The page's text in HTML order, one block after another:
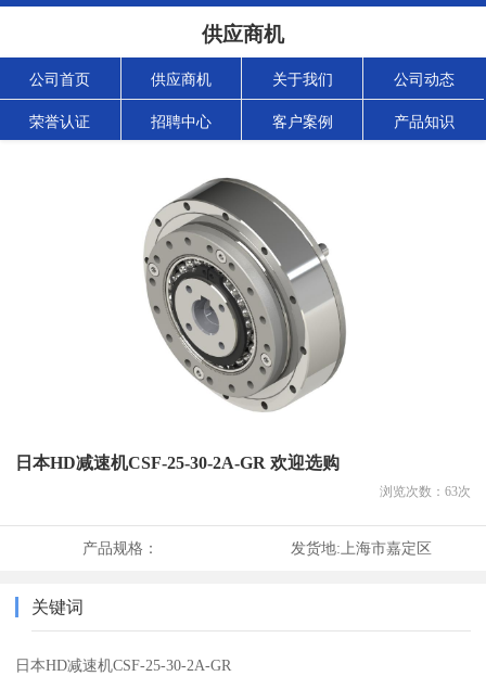
供应商机
公司首页 供应商机 关于我们 公司动态
荣誉认证 招聘中心 客户案例 产品知识
日本HD减速机CSF-25-30-2A-GR 欢迎选购
浏览次数： 63次
产品规格： 发货地: 上海市嘉定区
关键词
日本HD减速机CSF-25-30-2A-GR